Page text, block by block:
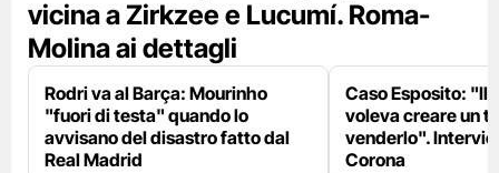
vicina a Zirkzee e Lucumí. Roma-
Molina ai dettagli
Rodri va al Barça: Mourinho
"fuori di testa" quando lo
avvisano del disastro fatto dal
Real Madrid
Caso Esposito: "Il
voleva creare un
venderlo".
Corona